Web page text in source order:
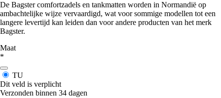
De Bagster comfortzadels en tankmatten worden in Normandië op
ambachtelijke wijze vervaardigd, wat voor sommige modellen tot een
langere levertijd kan leiden dan voor andere producten van het merk
Bagster.
Maat
*
TU
Dit veld is verplicht
Verzonden binnen 34 dagen